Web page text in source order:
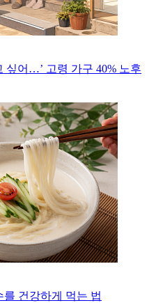
싶어…’ 고령 가구 40% 노후
를 건강하게 먹는 법